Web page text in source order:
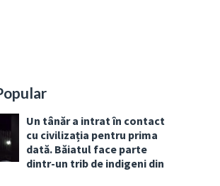
Un tânăr a intrat în contact
cu civilizația pentru prima
dată. Băiatul face parte
dintr-un trib de indigeni din